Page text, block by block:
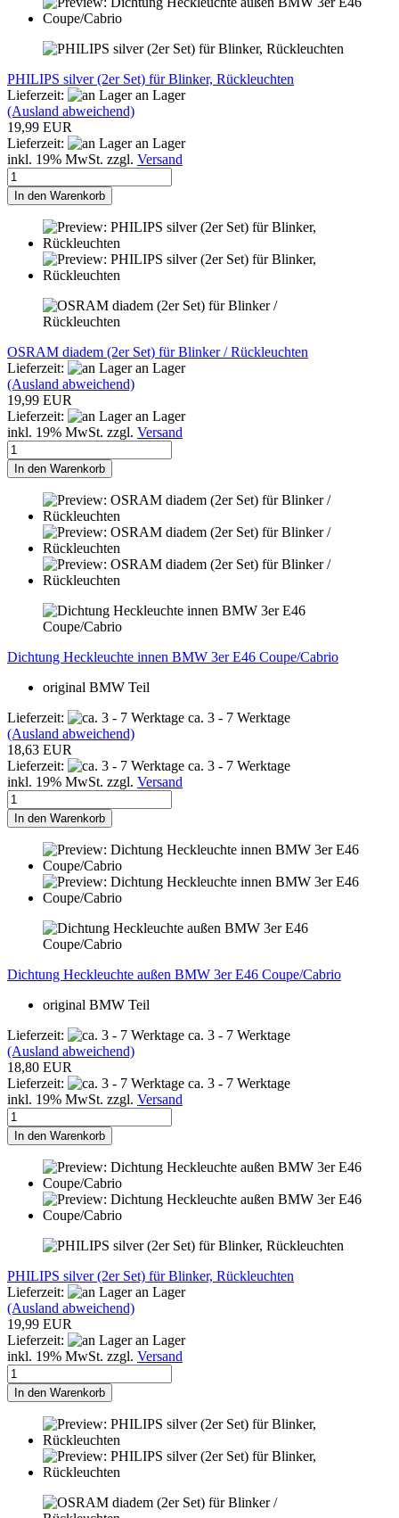
PHILIPS silver (2er Set) für Blinker, Rückleuchten
Lieferzeit:
an Lager
(Ausland abweichend)
19,99 EUR
Lieferzeit:
an Lager
inkl. 19% MwSt. zzgl. Versand
In den Warenkorb
OSRAM diadem (2er Set) für Blinker / Rückleuchten
Lieferzeit:
an Lager
(Ausland abweichend)
19,99 EUR
Lieferzeit:
an Lager
inkl. 19% MwSt. zzgl. Versand
In den Warenkorb
Dichtung Heckleuchte innen BMW 3er E46 Coupe/Cabrio
original BMW Teil
Lieferzeit:
ca. 3 - 7 Werktage
(Ausland abweichend)
18,63 EUR
Lieferzeit:
ca. 3 - 7 Werktage
inkl. 19% MwSt. zzgl. Versand
In den Warenkorb
Dichtung Heckleuchte außen BMW 3er E46 Coupe/Cabrio
original BMW Teil
Lieferzeit:
ca. 3 - 7 Werktage
(Ausland abweichend)
18,80 EUR
Lieferzeit:
ca. 3 - 7 Werktage
inkl. 19% MwSt. zzgl. Versand
In den Warenkorb
PHILIPS silver (2er Set) für Blinker, Rückleuchten
Lieferzeit:
an Lager
(Ausland abweichend)
19,99 EUR
Lieferzeit:
an Lager
inkl. 19% MwSt. zzgl. Versand
In den Warenkorb